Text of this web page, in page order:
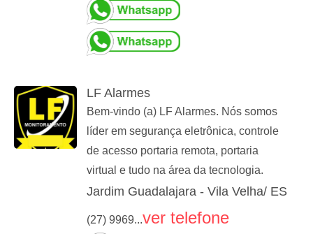
LF Alarmes
Bem-vindo (a) LF Alarmes. Nós somos
líder em segurança eletrônica, controle
de acesso portaria remota, portaria
virtual e tudo na área da tecnologia.
Jardim Guadalajara - Vila Velha/ ES
(27) 9969...ver telefone